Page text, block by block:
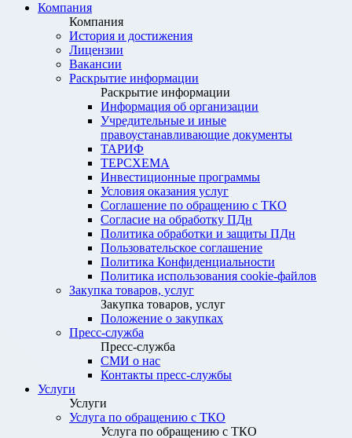
Компания
Компания
История и достижения
Лицензии
Вакансии
Раскрытие информации
Раскрытие информации
Информация об организации
Учредительные и иные
правоустанавливающие документы
ТАРИФ
ТЕРСХЕМА
Инвестиционные программы
Условия оказания услуг
Соглашение по обращению с ТКО
Согласие на обработку ПДн
Политика обработки и защиты ПДн
Пользовательское соглашение
Политика Конфиденциальности
Политика использования cookie-файлов
Закупка товаров, услуг
Закупка товаров, услуг
Положение о закупках
Пресс-служба
Пресс-служба
СМИ о нас
Контакты пресс-службы
Услуги
Услуги
Услуга по обращению с ТКО
Услуга по обращению с ТКО